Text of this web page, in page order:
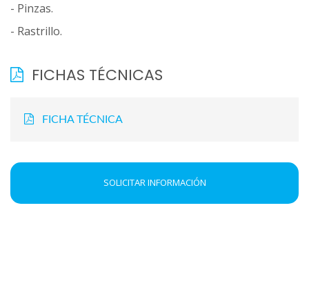
- Pinzas.
- Rastrillo.
FICHAS TÉCNICAS
FICHA TÉCNICA
SOLICITAR INFORMACIÓN